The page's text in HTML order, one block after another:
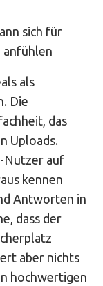
sich für
anfühlen
als
Die
das
Uploads.
Nutzer auf
kennen
Antworten in
dass der
aber nichts
hochwertigen